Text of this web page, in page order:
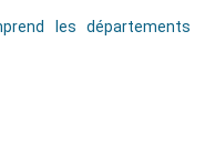
les départements